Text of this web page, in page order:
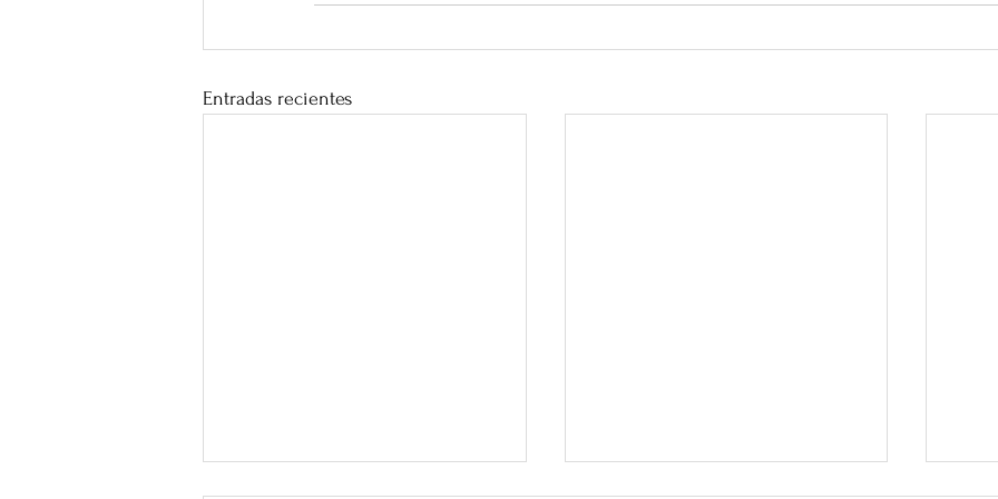
Entradas recientes